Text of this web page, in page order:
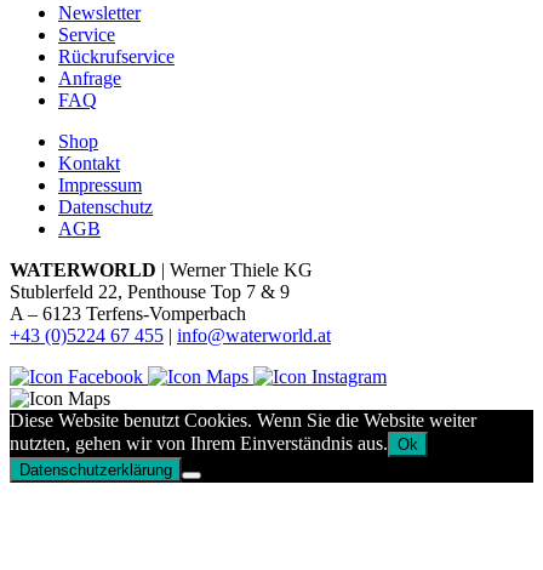
Newsletter
Service
Rückrufservice
Anfrage
FAQ
Shop
Kontakt
Impressum
Datenschutz
AGB
WATERWORLD | Werner Thiele KG
Stublerfeld 22, Penthouse Top 7 & 9
A – 6123 Terfens-Vomperbach
+43 (0)5224 67 455 | info@waterworld.at
Diese Website benutzt Cookies. Wenn Sie die Website weiter
nutzten, gehen wir von Ihrem Einverständnis aus. Ok
Datenschutzerklärung